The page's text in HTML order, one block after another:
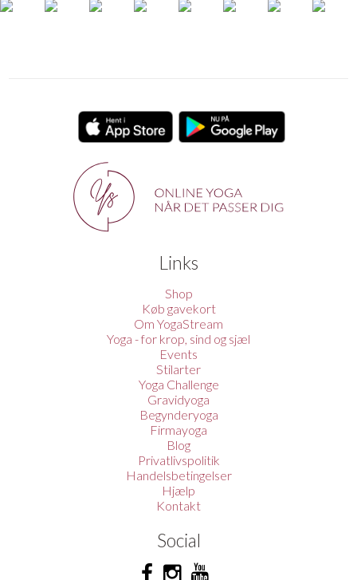
Links
Shop
Køb gavekort
Om YogaStream
Yoga - for krop, sind og sjæl
Events
Stilarter
Yoga Challenge
Gravidyoga
Begynderyoga
Firmayoga
Blog
Privatlivspolitik
Handelsbetingelser
Hjælp
Kontakt
Social